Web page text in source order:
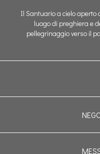
Il Santuario a cielo aperto
luogo di preghiera e
pellegrinaggio verso il